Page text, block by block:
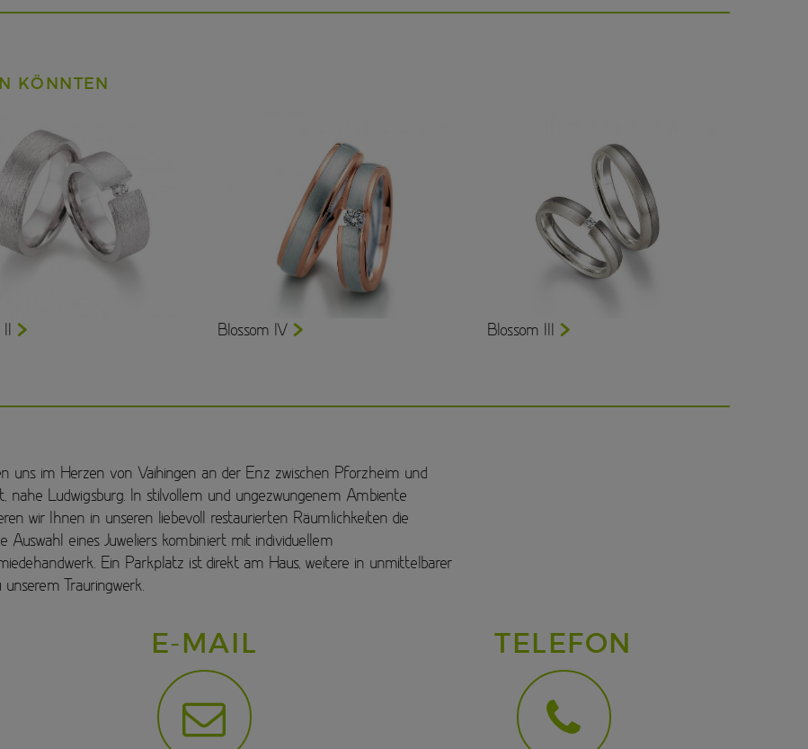
KÖNNTEN
Blossom IV Blossom III
uns im Herzen von Vaihingen an der Enz zwischen Pforzheim und
nahe Ludwigsburg. In stilvollem und ungezwungenem Ambiente
wir Ihnen in unseren liebevoll restaurierten Räumlichkeiten die
Auswahl eines Juweliers kombiniert mit individuellem
Ein Parkplatz ist direkt am Haus, weitere in unmittelbarer
Trauringwerk.
E-MAIL TELEFON